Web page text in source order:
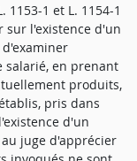
1 et L. 1154-1
sur l'existence d'un
salarié, en prenant
produits,
pris dans
d'un
juge d'apprécier